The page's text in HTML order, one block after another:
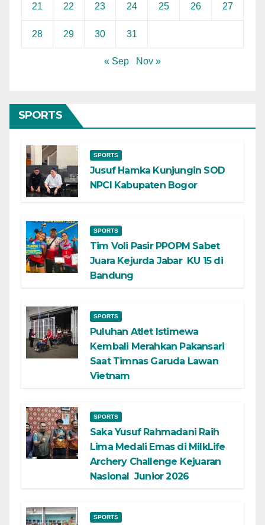
21 22 23 24 25 26 27
28 29 30 31
« Sep Nov »
SPORTS
SPORTS
Jusuf Hamka Kunjungin SOD
NPCI Kabupaten Bogor
SPORTS
Tim Voli Pasir PPOPM Sabet
Juara Kejurda Jabar KU 15 di
Bandung
SPORTS
Puluhan Atlet Istimewa
Kembali Merahkan Pakansari
Saat Timnas Garuda Lawan
Vietnam
SPORTS
Saka Yusuf Rahmadani Raih
Lima Medali Emas di MilkLife
Archery Challenge Kejuaran
Nasional Junior 2026
SPORTS